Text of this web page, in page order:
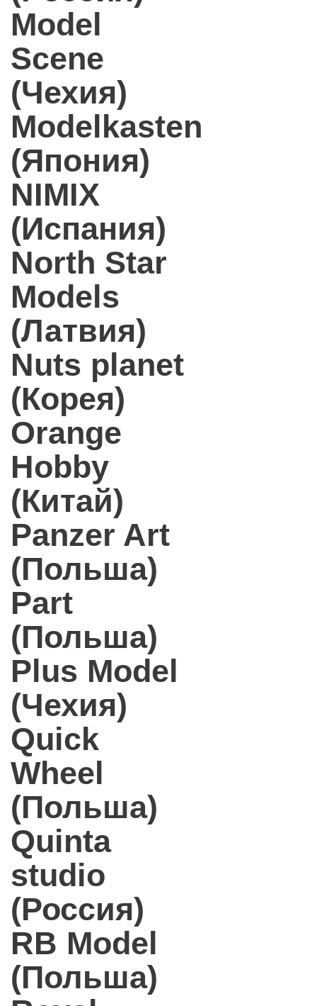
Model
Scene
(Чехия)
Modelkasten
(Япония)
NIMIX
(Испания)
North Star
Models
(Латвия)
Nuts planet
(Корея)
Orange
Hobby
(Китай)
Panzer Art
(Польша)
Part
(Польша)
Plus Model
(Чехия)
Quick
Wheel
(Польша)
Quinta
studio
(Россия)
RB Model
(Польша)